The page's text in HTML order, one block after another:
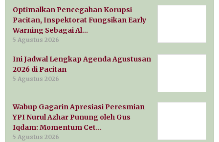
Optimalkan Pencegahan Korupsi
Pacitan, Inspektorat Fungsikan Early
Warning Sebagai Al…
5 Agustus 2026
Ini Jadwal Lengkap Agenda Agustusan
2026 di Pacitan
5 Agustus 2026
Wabup Gagarin Apresiasi Peresmian
YPI Nurul Azhar Punung oleh Gus
Iqdam: Momentum Cet…
5 Agustus 2026